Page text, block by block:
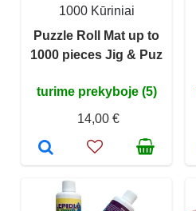
1000 Kūriniai
Puzzle Roll Mat up to
1000 pieces Jig & Puz
turime prekyboje (5)
14,00 €